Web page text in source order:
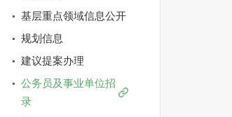
基层重点领域信息公开
规划信息
建议提案办理
公务员及事业单位招
录